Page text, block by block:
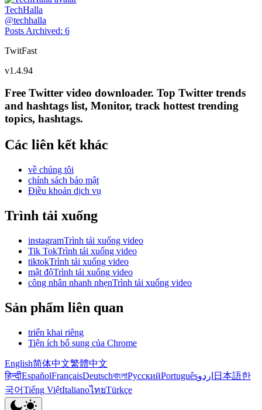
TechHalla
@techhalla
Posts Archived: 6
TwitFast
v1.4.94
Free Twitter video downloader. Top Twitter trends
and hashtags list, Monitor, track hottest trending
topics, hashtags.
Các liên kết khác
về chúng tôi
chính sách bảo mật
Điều khoản dịch vụ
Trình tải xuống
instagramTrình tải xuống video
Tik TokTrình tải xuống video
tiktokTrình tải xuống video
mật độTrình tải xuống video
công nhân nhanh nhẹnTrình tải xuống video
Sản phẩm liên quan
triển khai riêng
Tiện ích bổ sung của Chrome
English简体中文繁體中文
हिन्दीEspañolFrançaisDeutschবাংলাРусскийPortuguêsاردو 日本語한
국어Tiếng ViệtItalianoไทยTürkçe